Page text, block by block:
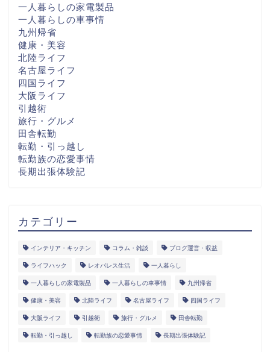
一人暮らしの家電製品
一人暮らしの車事情
九州帰省
健康・美容
北陸ライフ
名古屋ライフ
四国ライフ
大阪ライフ
引越術
旅行・グルメ
田舎転勤
転勤・引っ越し
転勤族の恋愛事情
長期出張体験記
カテゴリー
インテリア・キッチン コラム・雑談 ブログ運営・収益
ライフハック レオパレス生活 一人暮らし
一人暮らしの家電製品 一人暮らしの車事情 九州帰省
健康・美容 北陸ライフ 名古屋ライフ 四国ライフ
大阪ライフ 引越術 旅行・グルメ 田舎転勤
転勤・引っ越し 転勤族の恋愛事情 長期出張体験記